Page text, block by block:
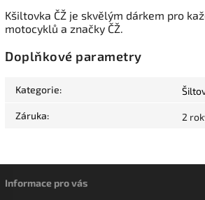
Kšiltovka ČŽ je skvělým dárkem pro
motocyklů a značky ČŽ.
Doplňkové parametry
Kategorie:
Záruka: 2
Informace pro vás